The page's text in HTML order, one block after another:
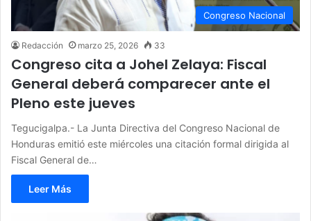
Congreso Nacional
Redacción marzo 25, 2026 33
Congreso cita a Johel Zelaya: Fiscal
General deberá comparecer ante el
Pleno este jueves
Tegucigalpa.- La Junta Directiva del Congreso Nacional de
Honduras emitió este miércoles una citación formal dirigida al
Fiscal General de…
Leer Más